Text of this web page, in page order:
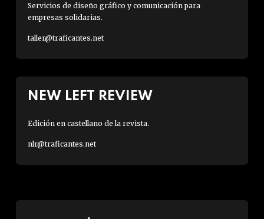
Servicios de diseño gráfico y comunicación para
empresas solidarias.
taller@traficantes.net
NEW LEFT REVIEW
Edición en castellano de la revista.
nlr@traficantes.net